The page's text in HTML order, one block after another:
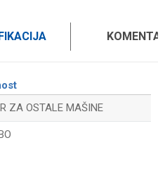
ZA OSTALE MAŠINE